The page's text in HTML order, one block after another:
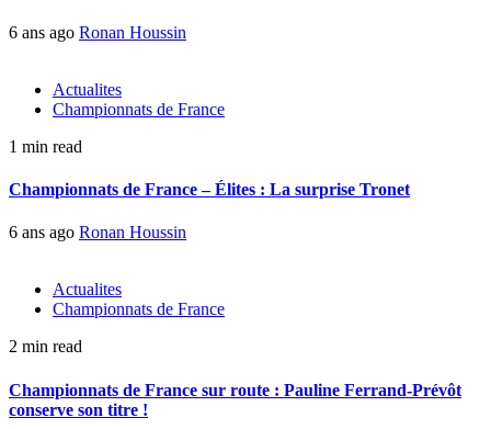
6 ans ago Ronan Houssin
Actualites
Championnats de France
1 min read
Championnats de France – Élites : La surprise Tronet
6 ans ago Ronan Houssin
Actualites
Championnats de France
2 min read
Championnats de France sur route : Pauline Ferrand-Prévôt
conserve son titre !